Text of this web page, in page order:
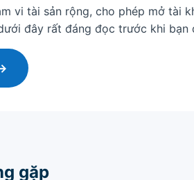
vi tài sản rộng, cho phép mở tài
đây rất đáng đọc trước khi bạn
gặp